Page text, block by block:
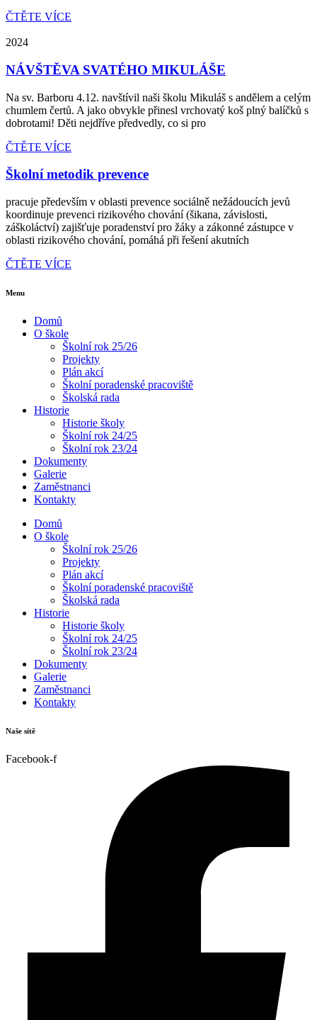
ČTĚTE VÍCE
2024
NÁVŠTĚVA SVATÉHO MIKULÁŠE
Na sv. Barboru 4.12. navštívil naši školu Mikuláš s andělem a celým
chumlem čertů. A jako obvykle přinesl vrchovatý koš plný balíčků s
dobrotami! Děti nejdříve předvedly, co si pro
ČTĚTE VÍCE
Školní metodik prevence
pracuje především v oblasti prevence sociálně nežádoucích jevů
koordinuje prevenci rizikového chování (šikana, závislosti,
záškoláctví) zajišťuje poradenství pro žáky a zákonné zástupce v
oblasti rizikového chování, pomáhá při řešení akutních
ČTĚTE VÍCE
Menu
Domů
O škole
Školní rok 25/26
Projekty
Plán akcí
Školní poradenské pracoviště
Školská rada
Historie
Historie školy
Školní rok 24/25
Školní rok 23/24
Dokumenty
Galerie
Zaměstnanci
Kontakty
Domů
O škole
Školní rok 25/26
Projekty
Plán akcí
Školní poradenské pracoviště
Školská rada
Historie
Historie školy
Školní rok 24/25
Školní rok 23/24
Dokumenty
Galerie
Zaměstnanci
Kontakty
Naše sítě
Facebook-f